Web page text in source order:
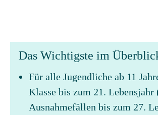
Das Wichtigste im
Für alle Jugendliche ab 11
Klasse bis zum 21. Lebensjahr
Ausnahmefällen bis zum 27.